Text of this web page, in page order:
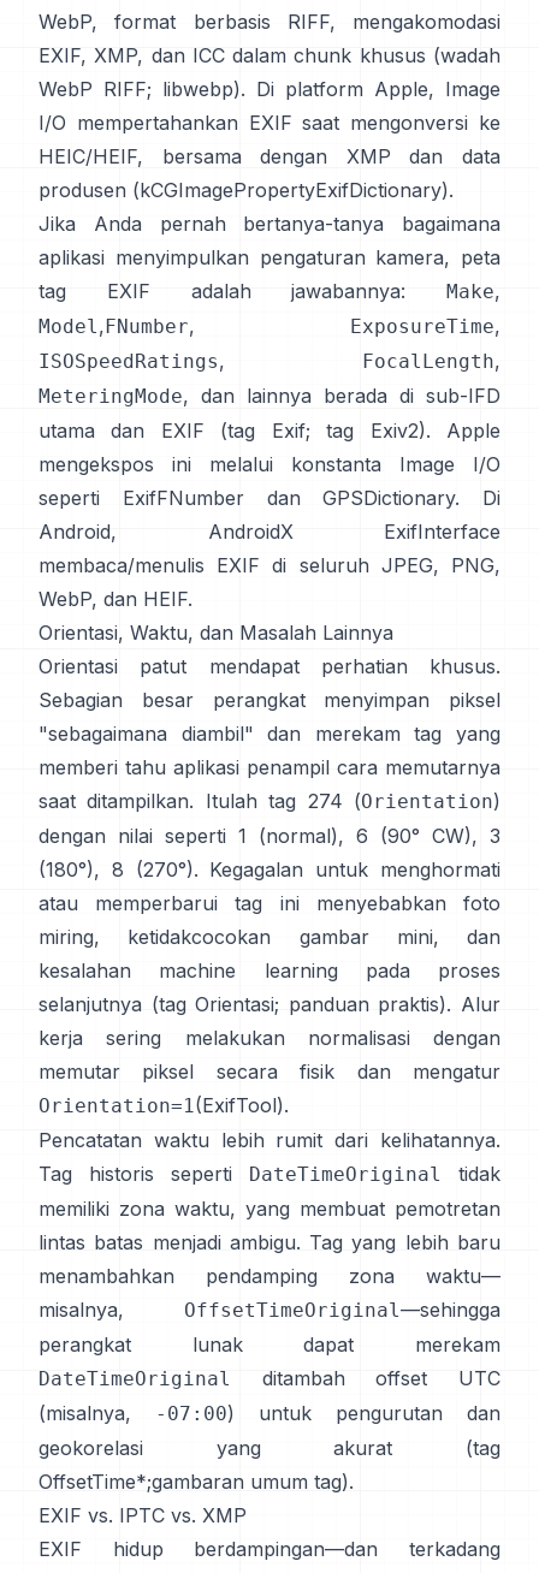
WebP, format berbasis RIFF, mengakomodasi
EXIF, XMP, dan ICC dalam chunk khusus (wadah
WebP RIFF; libwebp). Di platform Apple, Image
I/O mempertahankan EXIF saat mengonversi ke
HEIC/HEIF, bersama dengan XMP dan data
produsen (kCGImagePropertyExifDictionary).
Jika Anda pernah bertanya-tanya bagaimana
aplikasi menyimpulkan pengaturan kamera, peta
tag EXIF adalah jawabannya: Make,
Model,FNumber, ExposureTime,
ISOSpeedRatings, FocalLength,
MeteringMode, dan lainnya berada di sub-IFD
utama dan EXIF (tag Exif;tag Exiv2). Apple
mengekspos ini melalui konstanta Image I/O
seperti ExifFNumber danGPSDictionary. Di
Android, AndroidX ExifInterface
membaca/menulis EXIF di seluruh JPEG, PNG,
WebP, dan HEIF.
Orientasi, Waktu, dan Masalah Lainnya
Orientasi patut mendapat perhatian khusus.
Sebagian besar perangkat menyimpan piksel
"sebagaimana diambil" dan merekam tag yang
memberi tahu aplikasi penampil cara memutarnya
saat ditampilkan. Itulah tag 274 (Orientation)
dengan nilai seperti 1 (normal), 6 (90° CW), 3
(180°), 8 (270°). Kegagalan untuk menghormati
atau memperbarui tag ini menyebabkan foto
miring, ketidakcocokan gambar mini, dan
kesalahan machine learning pada proses
selanjutnya (tag Orientasi; panduan praktis). Alur
kerja sering melakukan normalisasi dengan
memutar piksel secara fisik dan mengatur
Orientation=1(ExifTool).
Pencatatan waktu lebih rumit dari kelihatannya.
Tag historis seperti DateTimeOriginal
tidak
memiliki zona waktu, yang membuat pemotretan
lintas batas menjadi ambigu. Tag yang lebih baru
menambahkan pendamping zona waktu—
misalnya, OffsetTimeOriginal—sehingga
perangkat lunak dapat merekam
DateTimeOriginal
ditambah offset UTC
(misalnya,
-07:00) untuk pengurutan dan
geokorelasi yang akurat (tag
OffsetTime*;gambaran umum tag).
EXIF vs. IPTC vs. XMP
EXIF hidup berdampingan—dan terkadang